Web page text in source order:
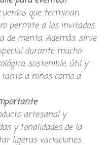
que terminan
permite a los invitados
menta. Además, sirve
durante mucho
sostenible, útil y
a niños como a
artesanal y
y tonalidades de la
ligeras variaciones.